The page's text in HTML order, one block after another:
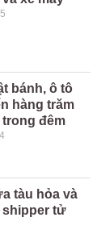
bánh, ô tô
hàng trăm
trong đêm
tàu hỏa và
shipper tử